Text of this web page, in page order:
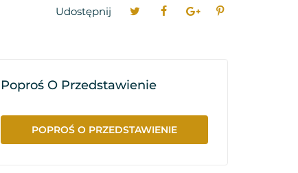
Udostępnij
Poproś O Przedstawienie
POPROŚ O PRZEDSTAWIENIE